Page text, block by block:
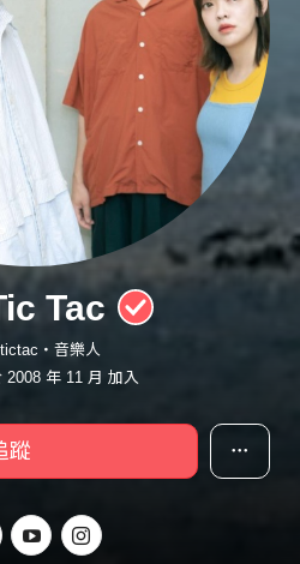
Tac
・音樂人
2008 年 11 月 加入
蹤